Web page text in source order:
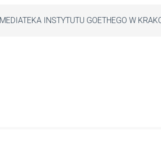
MEDIATEKA INSTYTUTU GOETHEGO W